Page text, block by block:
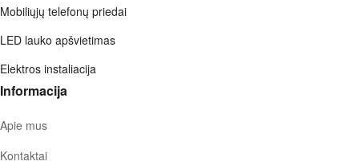
Mobiliųjų telefonų priedai
LED lauko apšvietimas
Elektros instaliacija
Informacija
Apie mus
Kontaktai